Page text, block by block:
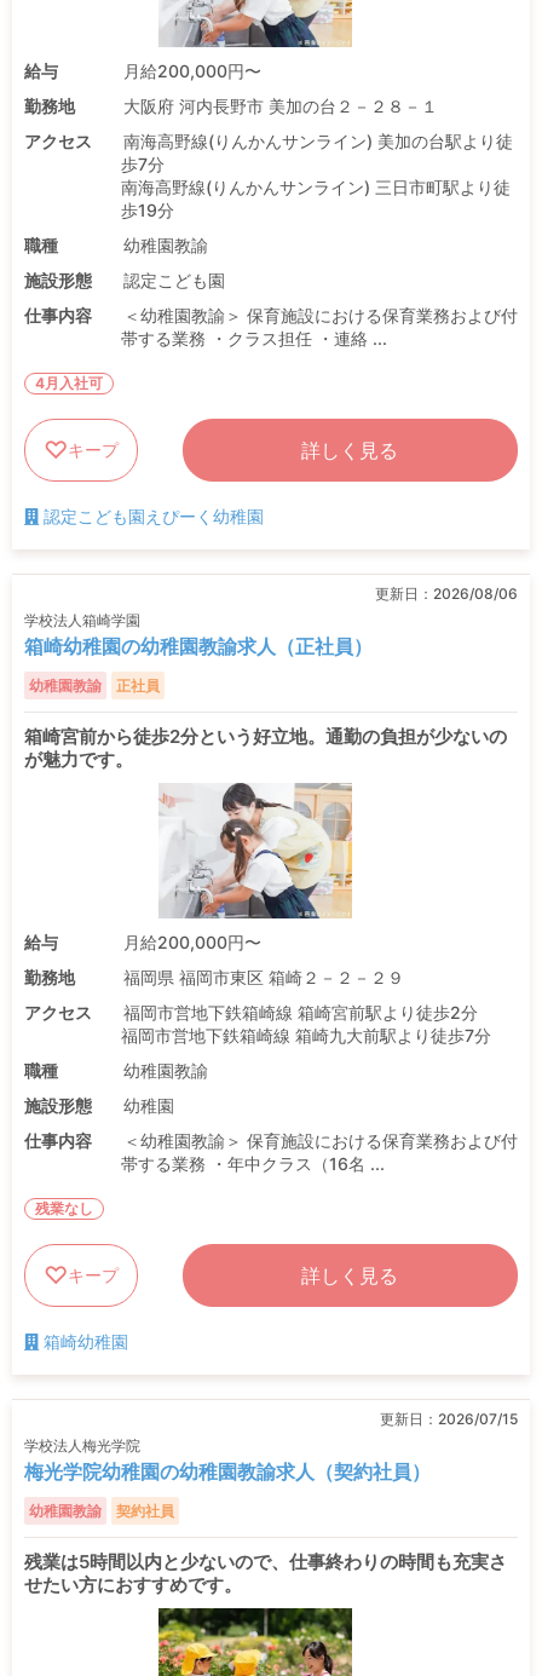
給与
月給200,000円〜
勤務地
大阪府 河内長野市 美加の台２－２８－１
アクセス
南海高野線(りんかんサンライン) 美加の台駅より徒
歩7分
南海高野線(りんかんサンライン) 三日市町駅より徒
歩19分
職種
幼稚園教諭
施設形態
認定こども園
仕事内容
＜幼稚園教諭＞ 保育施設における保育業務および付
帯する業務 ・クラス担任 ・連絡 ...
4月入社可
キープ 詳しく見る
認定こども園えぴーく幼稚園
更新日： 2026/08/06
学校法人箱崎学園
箱崎幼稚園の幼稚園教諭求人（正社員）
幼稚園教諭 正社員
箱崎宮前から徒歩2分という好立地。通勤の負担が少ないの
が魅力です。
給与
月給200,000円〜
勤務地
福岡県 福岡市東区 箱崎２－２－２９
アクセス
福岡市営地下鉄箱崎線 箱崎宮前駅より徒歩2分
福岡市営地下鉄箱崎線 箱崎九大前駅より徒歩7分
職種
幼稚園教諭
施設形態
幼稚園
仕事内容
＜幼稚園教諭＞ 保育施設における保育業務および付
帯する業務 ・年中クラス（16名 ...
残業なし
キープ 詳しく見る
箱崎幼稚園
更新日： 2026/07/15
学校法人梅光学院
梅光学院幼稚園の幼稚園教諭求人（契約社員）
幼稚園教諭 契約社員
残業は5時間以内と少ないので、仕事終わりの時間も充実さ
せたい方におすすめです。